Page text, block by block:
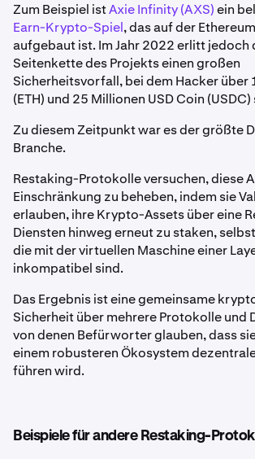
Zum Beispiel istAxie Infinity (AXS)ein
Earn-Krypto-Spiel, das auf der
aufgebaut ist. Im Jahr 2022 erlitt jedoch
Seitenkette des Projekts einen großen
Sicherheitsvorfall, bei dem Hacker über
(ETH) und 25 Millionen USD Coin
Zu diesem Zeitpunkt war es der größte
Branche.
Restaking-Protokolle versuchen, diese
Einschränkung zu beheben, indem sie
erlauben, ihre Krypto-Assets über eine
Diensten hinweg erneut zu staken,
die mit der virtuellen Maschine einer
inkompatibel sind.
Das Ergebnis ist eine gemeinsame
Sicherheit über mehrere Protokolle und
von denen Befürworter glauben, dass
einem robusteren Ökosystem
führen wird.
Beispiele für andere Restaking-